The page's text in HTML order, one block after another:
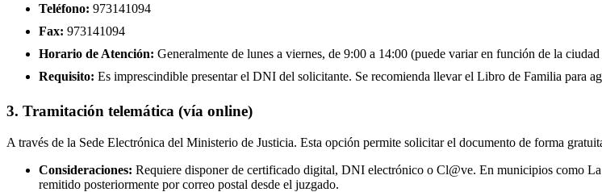
Teléfono: 973141094
Fax: 973141094
Horario de Atención: Generalmente de lunes a viernes, de 9:00 a 14:00 (puede variar en función de la
Requisito: Es imprescindible presentar el DNI del solicitante. Se recomienda llevar el Libro de Familia para
3. Tramitación telemática (vía online)
A través de la Sede Electrónica del Ministerio de Justicia. Esta opción permite solicitar el documento de forma
Consideraciones: Requiere disponer de certificado digital, DNI electrónico o Cl@ve. En municipios como
remitido posteriormente por correo postal desde el juzgado.